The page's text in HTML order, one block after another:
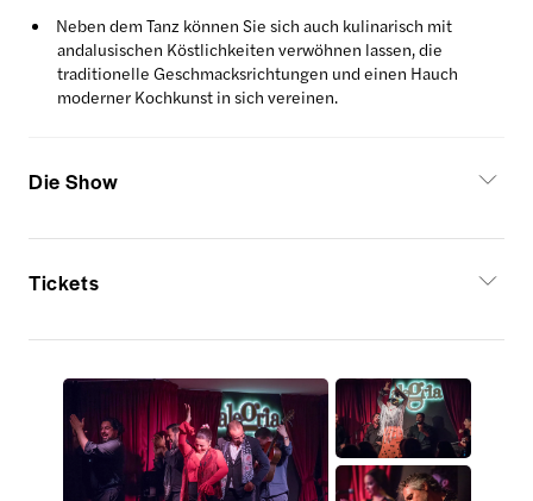
Neben dem Tanz können Sie sich auch kulinarisch mit
andalusischen Köstlichkeiten verwöhnen lassen, die
traditionelle Geschmacksrichtungen und einen Hauch
moderner Kochkunst in sich vereinen.
Die Show
Tickets